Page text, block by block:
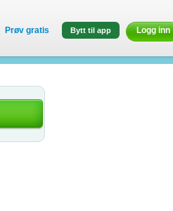
Prøv gratis Bytt til app Logg inn